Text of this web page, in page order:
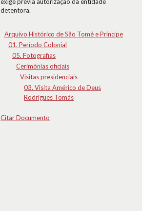
detentora.
Arquivo Histórico de São Tomé e Príncipe
01. Período Colonial
05. Fotografias
Cerimónias oficiais
Visitas presidenciais
03. Visita Américo de Deus
Rodrigues Tomás
Citar Documento